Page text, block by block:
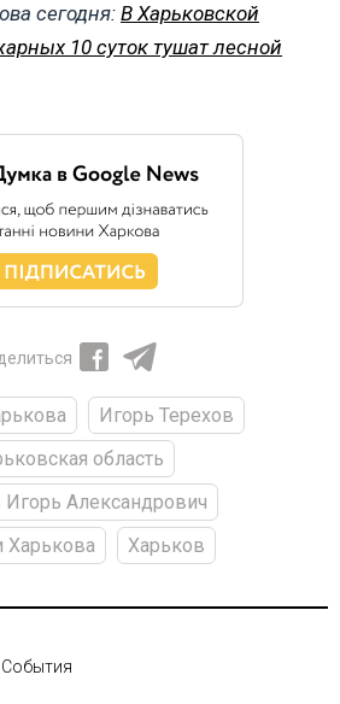
сегодня: В Харьковской
10 суток тушат лесной
Игорь Терехов
область
Игорь Александрович
Харькова
Харьков
События